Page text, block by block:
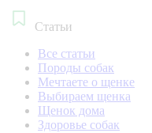
Статьи
Все статьи
Породы собак
Мечтаете о щенке
Выбираем щенка
Щенок дома
Здоровье собак